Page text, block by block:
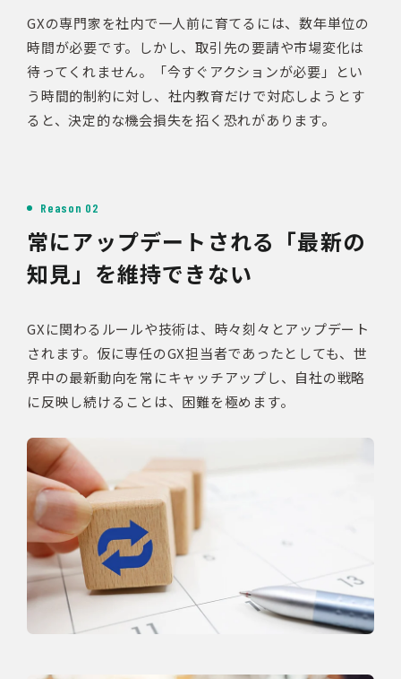
GXの専門家を社内で一人前に育てるには、数年単位の
時間が必要です。しかし、取引先の要請や市場変化は
待ってくれません。「今すぐアクションが必要」とい
う時間的制約に対し、社内教育だけで対応しようとす
ると、決定的な機会損失を招く恐れがあります。
Reason 02
常にアップデートされる「最新の
知見」を維持できない
GXに関わるルールや技術は、時々刻々とアップデート
されます。仮に専任のGX担当者であったとしても、世
界中の最新動向を常にキャッチアップし、自社の戦略
に反映し続けることは、困難を極めます。